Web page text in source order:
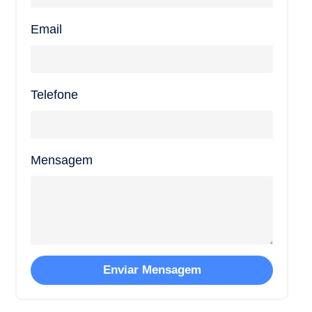
Email
Telefone
Mensagem
Enviar Mensagem